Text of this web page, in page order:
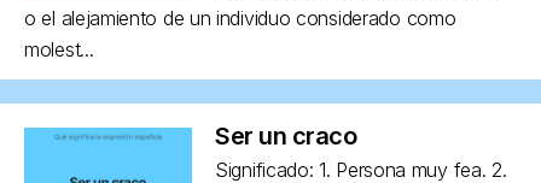
o el alejamiento de un individuo considerado como
molest...
Ser un craco
Significado: 1. Persona muy fea. 2.